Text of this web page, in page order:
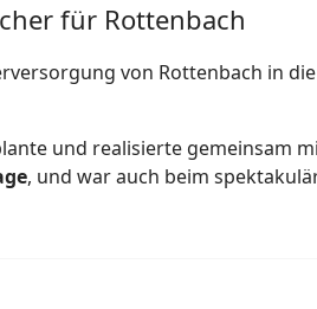
für Rottenbach
von Rottenbach in
und realisierte gemeinsam
, und war auch beim